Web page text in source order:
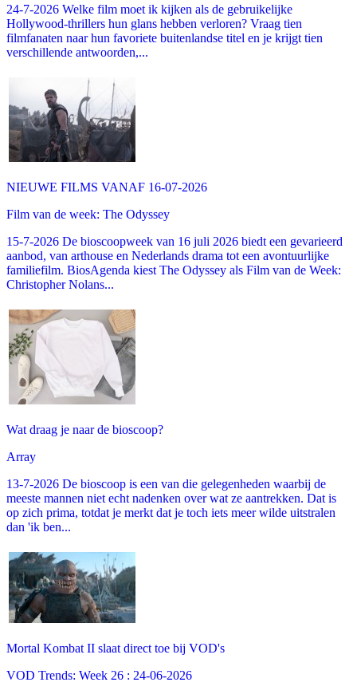
24-7-2026 Welke film moet ik kijken als de gebruikelijke
Hollywood-thrillers hun glans hebben verloren? Vraag tien
filmfanaten naar hun favoriete buitenlandse titel en je krijgt tien
verschillende antwoorden,...
NIEUWE FILMS VANAF 16-07-2026
Film van de week: The Odyssey
15-7-2026 De bioscoopweek van 16 juli 2026 biedt een gevarieerd
aanbod, van arthouse en Nederlands drama tot een avontuurlijke
familiefilm. BiosAgenda kiest The Odyssey als Film van de Week:
Christopher Nolans...
Wat draag je naar de bioscoop?
Array
13-7-2026 De bioscoop is een van die gelegenheden waarbij de
meeste mannen niet echt nadenken over wat ze aantrekken. Dat is
op zich prima, totdat je merkt dat je toch iets meer wilde uitstralen
dan 'ik ben...
Mortal Kombat II slaat direct toe bij VOD's
VOD Trends: Week 26 : 24-06-2026